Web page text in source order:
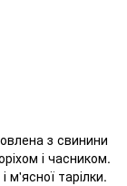
з свинини
і часником.
м'ясної тарілки.